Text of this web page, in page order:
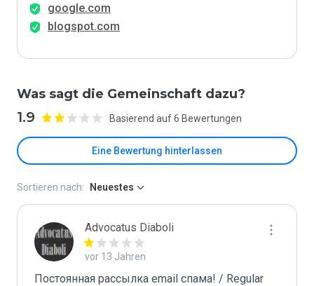
google.com
blogspot.com
Was sagt die Gemeinschaft dazu?
1.9 Basierend auf 6 Bewertungen
Eine Bewertung hinterlassen
Sortieren nach: Neuestes
Advocatus Diaboli
vor 13 Jahren
Постоянная рассылка email спама! / Regular